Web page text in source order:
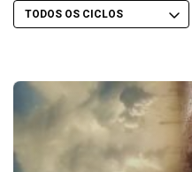
Filtrar por Ciclo
Escolher Ciclo